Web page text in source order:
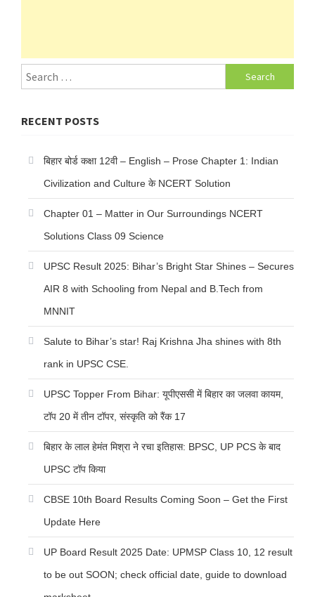
Search
for:
RECENT POSTS
बिहार बोर्ड कक्षा 12वी – English – Prose Chapter 1: Indian
Civilization and Culture के NCERT Solution
Chapter 01 – Matter in Our Surroundings NCERT
Solutions Class 09 Science
UPSC Result 2025: Bihar’s Bright Star Shines – Secures
AIR 8 with Schooling from Nepal and B.Tech from
MNNIT
Salute to Bihar’s star! Raj Krishna Jha shines with 8th
rank in UPSC CSE.
UPSC Topper From Bihar: यूपीएससी में बिहार का जलवा कायम,
टॉप 20 में तीन टॉपर, संस्कृति को रैंक 17
बिहार के लाल हेमंत मिश्रा ने रचा इतिहास: BPSC, UP PCS के बाद
UPSC टॉप किया
CBSE 10th Board Results Coming Soon – Get the First
Update Here
UP Board Result 2025 Date: UPMSP Class 10, 12 result
to be out SOON; check official date, guide to download